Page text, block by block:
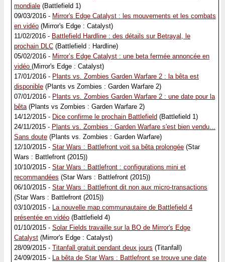
mondiale (Battlefield 1)
09/03/2016 - Mirror's Edge Catalyst : les mouvements et les combats
en vidéo (Mirror's Edge : Catalyst)
11/02/2016 - Battlefield Hardline : des détails sur Betrayal, le
prochain DLC (Battlefield : Hardline)
05/02/2016 - Mirror’s Edge Catalyst : une beta fermée annoncée en
vidéo (Mirror's Edge : Catalyst)
17/01/2016 - Plants vs. Zombies Garden Warfare 2 : la bêta est
disponible (Plants vs Zombies : Garden Warfare 2)
07/01/2016 - Plants vs. Zombies Garden Warfare 2 : une date pour la
bêta(Plants vs Zombies : Garden Warfare 2)
14/12/2015 - Dice confirme le prochain Battlefield (Battlefield 1)
24/11/2015 - Plants vs. Zombies : Garden Warfare s'est bien vendu...
Sans doute (Plants vs. Zombies : Garden Warfare)
12/10/2015 - Star Wars : Battlefront voit sa bêta prolongée (Star
Wars : Battlefront (2015))
10/10/2015 - Star Wars : Battlefront : configurations mini et
recommandées (Star Wars : Battlefront (2015))
06/10/2015 - Star Wars : Battlefront dit non aux micro-transactions
(Star Wars : Battlefront (2015))
03/10/2015 - La nouvelle map communautaire de Battlefield 4
présentée en vidéo (Battlefield 4)
01/10/2015 - Solar Fields travaille sur la BO de Mirror's Edge
Catalyst (Mirror's Edge : Catalyst)
28/09/2015 - Titanfall gratuit pendant deux jours (Titanfall)
24/09/2015 - La bêta de Star Wars : Battlefront se trouve une date